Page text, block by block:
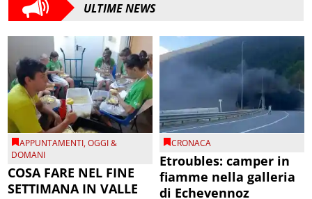
ULTIME NEWS
APPUNTAMENTI,OGGI &
DOMANI
COSA FARE NEL FINE
SETTIMANA IN VALLE
CRONACA
Etroubles: camper in
fiamme nella galleria
di Echevennoz